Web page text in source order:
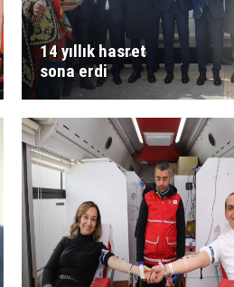
14 yıllık hasret
sona erdi